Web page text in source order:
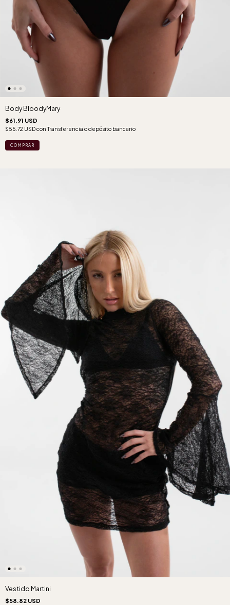
Body BloodyMary
$61.91 USD
$55.72 USDcon Transferencia o depósito bancario
COMPRAR
Vestido Martini
$58.82 USD